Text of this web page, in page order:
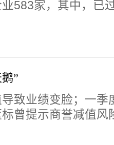
583家，其中，已
”
致业绩变脸；一季
曾提示商誉减值风